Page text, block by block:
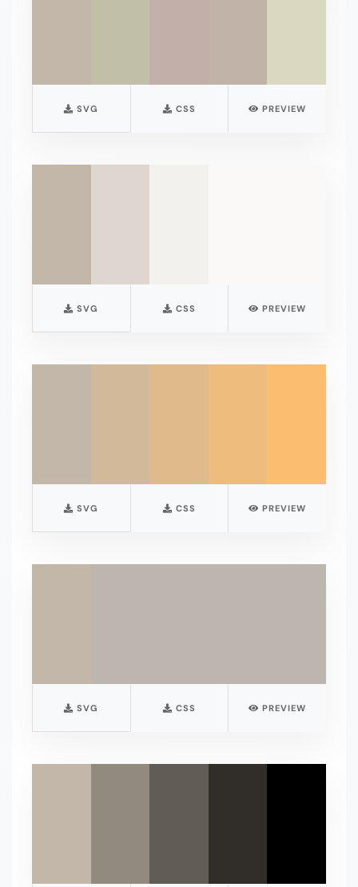
SVG CSS PREVIEW
SVG CSS PREVIEW
SVG CSS PREVIEW
SVG CSS PREVIEW